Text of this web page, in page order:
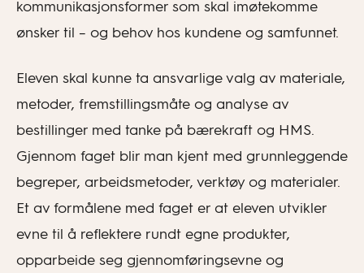
kommunikasjonsformer som skal imøtekomme
ønsker til – og behov hos kundene og samfunnet.
Eleven skal kunne ta ansvarlige valg av materiale,
metoder, fremstillingsmåte og analyse av
bestillinger med tanke på bærekraft og HMS.
Gjennom faget blir man kjent med grunnleggende
begreper, arbeidsmetoder, verktøy og materialer.
Et av formålene med faget er at eleven utvikler
evne til å reflektere rundt egne produkter,
opparbeide seg gjennomføringsevne og